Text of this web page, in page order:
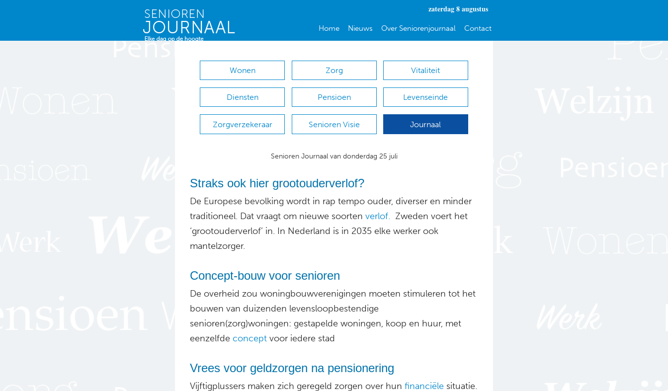
zaterdag 8 augustus
Home Nieuws Over Seniorenjournaal Contact
Wonen Zorg Vitaliteit
Diensten Pensioen Levenseinde
Zorgverzekeraar Senioren Visie Journaal
Senioren Journaal van donderdag 25 juli
Straks ook hier grootouderverlof?
De Europese bevolking wordt in rap tempo ouder, diverser en minder
traditioneel. Dat vraagt om nieuwe soorten verlof. Zweden voert het
‘grootouderverlof’ in. In Nederland is in 2035 elke werker ook
mantelzorger.
Concept-bouw voor senioren
De overheid zou woningbouwverenigingen moeten stimuleren tot het
bouwen van duizenden levensloopbestendige
senioren(zorg)woningen: gestapelde woningen, koop en huur, met
eenzelfde concept voor iedere stad
Vrees voor geldzorgen na pensionering
Vijftigplussers maken zich geregeld zorgen over hun financiële situatie.